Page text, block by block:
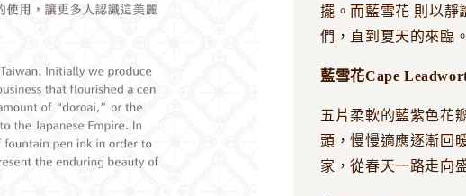
擺。而藍雪花 則以靜
們，直到夏天的來臨。
藍雪花Cape
五片柔軟的藍紫色花
頭，慢慢適應逐漸回
家，從春天一路走向